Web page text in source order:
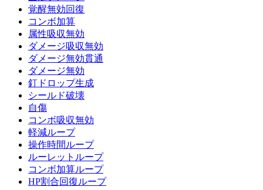
覚醒無効回復
コンボ加算
属性吸収無効
ダメージ吸収無効
ダメージ無効貫通
ダメージ無効
釘ドロップ生成
シールド破壊
自傷
コンボ吸収無効
軽減ループ
操作時間ループ
ルーレットループ
コンボ加算ループ
HP割合回復ループ